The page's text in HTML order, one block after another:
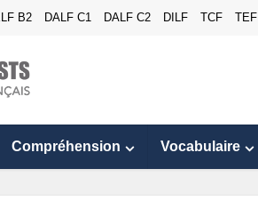
B2 DALF C1 DALF C2 DILF TCF TEF
Compréhension Vocabulaire